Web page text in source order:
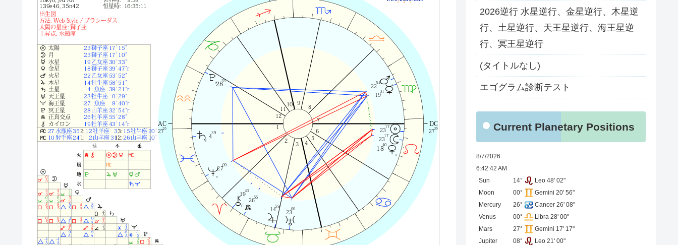
2026逆行 水星逆行、金星逆行、木星逆
行、土星逆行、天王星逆行、海王星逆
行、冥王星逆行
(タイトルなし)
エゴグラム診断テスト
Current Planetary Positions
8/7/2026
6:42:42 AM
Sun
14°
Leo 48' 02"
Moon
00°
Gemini 20' 56"
Mercury
26°
Cancer 26' 08"
Venus
00°
Libra 28' 00"
Mars
27°
Gemini 17' 17"
Jupiter
08°
Leo 21' 00"